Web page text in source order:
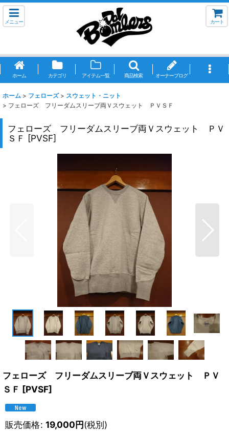
メニュー カート
ホーム カテゴリ アイテム一覧 商品検索 オーナーブログ
ホーム > フェローズ > スウェット・ニット
> フェローズ フリーダムスリーブ両Ｖスウェット ＰＶＳＦ
フェローズ フリーダムスリーブ両Ｖスウェット ＰＶ
ＳＦ [PVSF]
フェローズ フリーダムスリーブ両Ｖスウェット ＰＶ
ＳＦ [PVSF]
販売価格: 19,000円(税別)